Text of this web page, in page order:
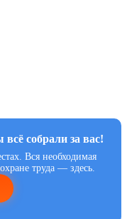
собрали за вас!
Вся необходимая
труда — здесь.